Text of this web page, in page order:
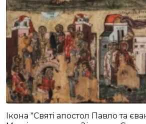
Ікона "Святі апостол Павло та